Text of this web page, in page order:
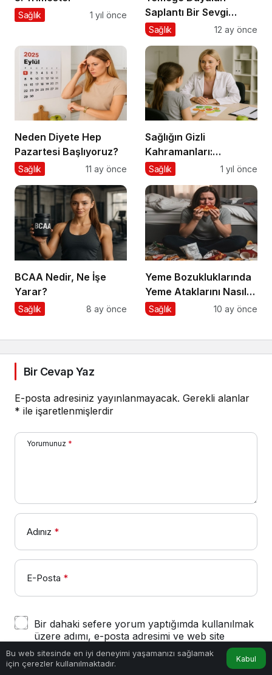
Sağlık 1 yıl önce
Saplantı Bir Sevgi
İhtiyacıdır
Sağlık 12 ay önce
Neden Diyete Hep
Pazartesi Başlıyoruz?
Sağlık 11 ay önce
Sağlığın Gizli
Kahramanları:
Diyetisyenlerimiz
Sağlık 1 yıl önce
BCAA Nedir, Ne İşe
Yarar?
Sağlık 8 ay önce
Yeme Bozukluklarında
Yeme Ataklarını Nasıl
Engellerim?
Sağlık 10 ay önce
Bir Cevap Yaz
E-posta adresiniz yayınlanmayacak. Gerekli alanlar
* ile işaretlenmişlerdir
Yorumunuz *
Adınız *
E-Posta *
Bir dahaki sefere yorum yaptığımda kullanılmak
üzere adımı, e-posta adresimi ve web site
adresimi bu tarayıcıya kaydet.
Bu web sitesinde en iyi deneyimi yaşamanızı sağlamak
için çerezler kullanılmaktadır.
Kabul